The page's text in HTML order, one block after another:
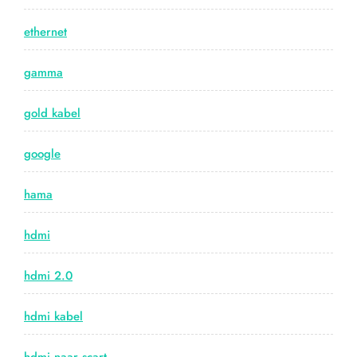
ethernet
gamma
gold kabel
google
hama
hdmi
hdmi 2.0
hdmi kabel